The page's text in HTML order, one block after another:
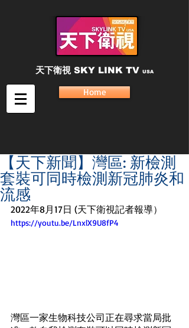
天下衛視 SKY LINK TV USA
Home
【天下新聞】灣區: 新檢測
套裝可同時檢測新冠肺炎和
流感
2022年8月17日 (天下衛視記者報導）
https://youtu.be/LnxlX9U8fP4
灣區一家生物科技公司正在尋求當局批